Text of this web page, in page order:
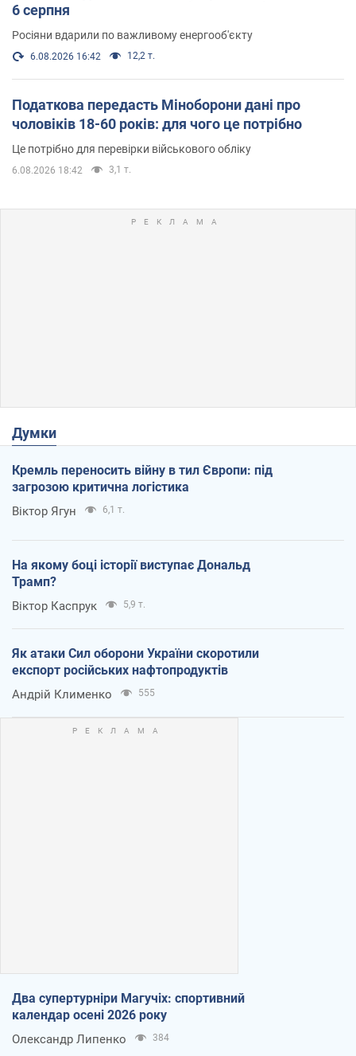
6 серпня
Росіяни вдарили по важливому енергооб'єкту
6.08.2026 16:42 12,2 т.
Податкова передасть Міноборони дані про
чоловіків 18-60 років: для чого це потрібно
Це потрібно для перевірки військового обліку
6.08.2026 18:42 3,1 т.
Думки
Кремль переносить війну в тил Європи: під
загрозою критична логістика
Віктор Ягун 6,1 т.
На якому боці історії виступає Дональд
Трамп?
Віктор Каспрук 5,9 т.
Як атаки Сил оборони України скоротили
експорт російських нафтопродуктів
Андрій Клименко 555
Два супертурніри Магучіх: спортивний
календар осені 2026 року
Олександр Липенко 384